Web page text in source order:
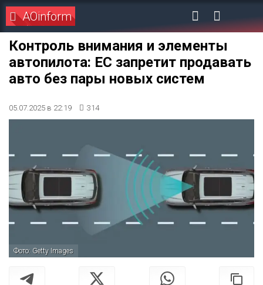
AOinform
Контроль внимания и элементы
автопилота: ЕС запретит продавать
авто без пары новых систем
05.07.2025 в 22:19 314
Фото: Getty Images